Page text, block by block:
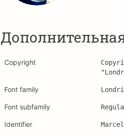
Copyright
Font family
Font subfamily
Identifier